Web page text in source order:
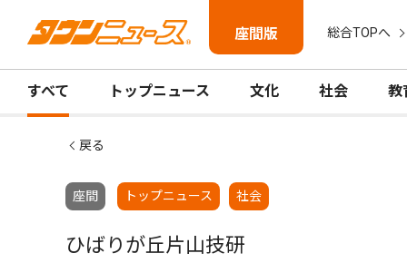
座間版 総合TOPへ
すべて トップニュース 文化 社会 教
戻る
座間 トップニュース 社会
ひばりが丘片山技研